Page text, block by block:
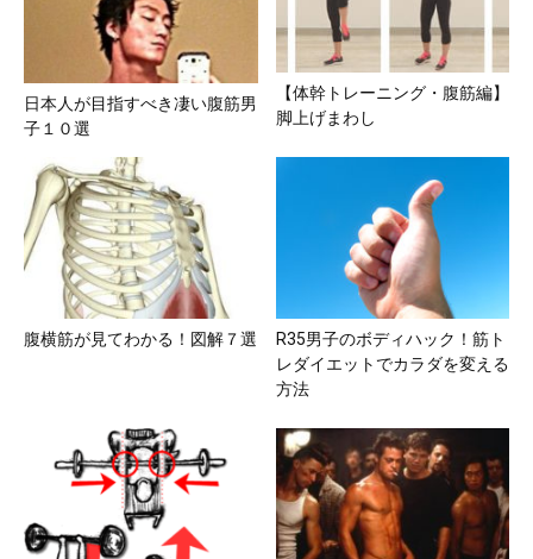
日本人が目指すべき凄い腹筋男
子１０選
【体幹トレーニング・腹筋編】
脚上げまわし
腹横筋が見てわかる！図解７選
R35男子のボディハック！筋ト
レダイエットでカラダを変える
方法